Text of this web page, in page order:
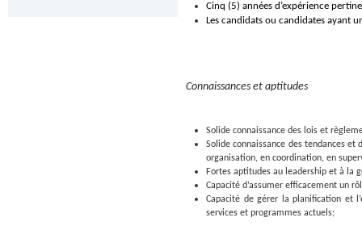
Cinq (5) années d’expérience
Les candidats ou candidates ayant
Connaissances et aptitudes
Solide connaissance des lois et
Solide connaissance des tendances
organisation, en coordination, en
Fortes aptitudes au leadership et à la
Capacité d’assumer efficacement un
Capacité de gérer la planification et
services et programmes actuels;